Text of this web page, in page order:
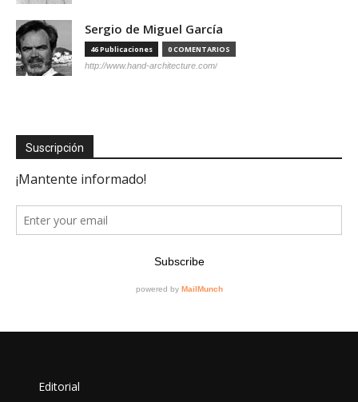
Sergio de Miguel García
46 Publicaciones 0 COMENTARIOS
http://www.hand-architecture.com/
Suscripción
Editorial